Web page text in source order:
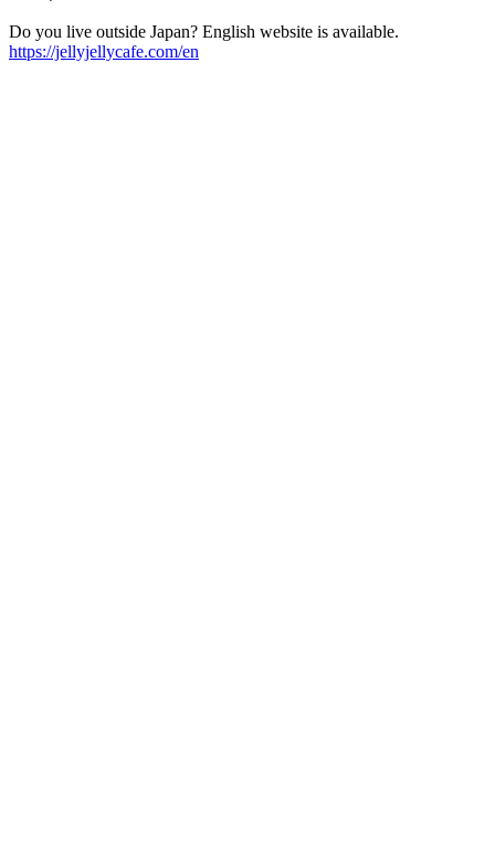
Do you live outside Japan? English website is available.
https://jellyjellycafe.com/en